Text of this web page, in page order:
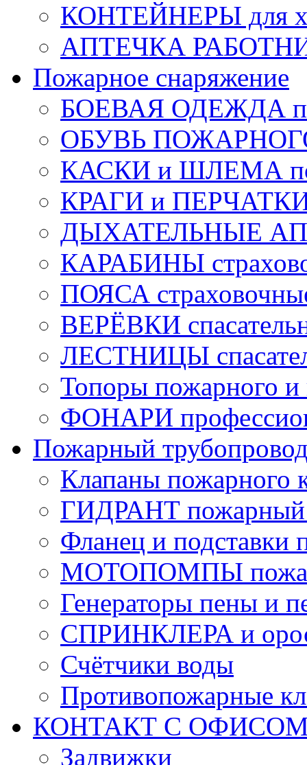
КОНТЕЙНЕРЫ для
АПТЕЧКА
Пожарное снаряжение
БОЕВАЯ ОДЕЖДА
ОБУВЬ
КАСКИ и ШЛЕМА
КРАГИ и ПЕРЧАТКИ
ДЫХАТЕЛЬНЫЕ
КАРАБИНЫ
ПОЯСА
ВЕРЁВКИ
ЛЕСТНИЦЫ
Топоры пожарного и
ФОНАРИ
Пожарный
Клапаны пожарного
ГИДРАНТ пожарный
Фланец и подставки
МОТОПОМПЫ
Генераторы пены и
СПРИНКЛЕРА и
Счётчики воды
Противопожарные
КОНТАКТ С ОФИСОМ
Задвижки